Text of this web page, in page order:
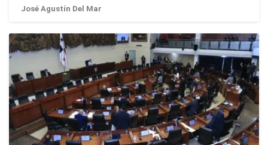
José Agustín Del Mar